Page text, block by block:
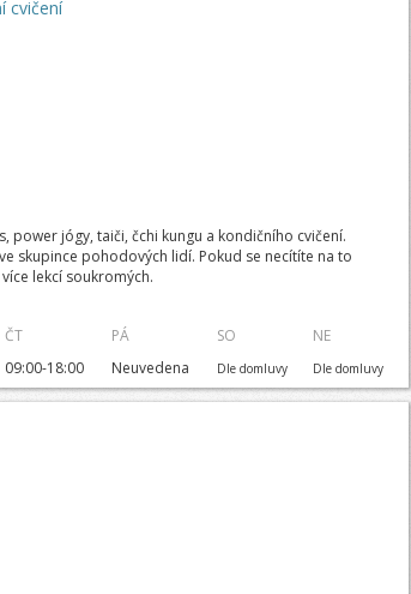
cvičení
power jógy, taiči, čchi kungu a kondičního cvičení.
skupince pohodových lidí. Pokud se necítíte na to
lekcí soukromých.
ČT PÁ SO
NE
09:00-18:00 Neuvedena Dle domluvy Dle domluvy